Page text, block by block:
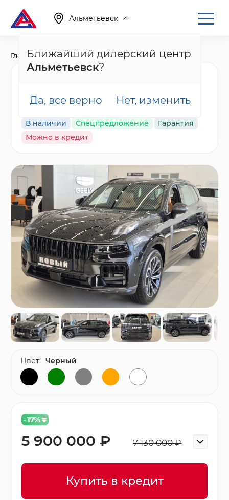
Альметьевск
Ближайший дилерский центр
Альметьевск?
Да, все верно Нет, изменить
Главная Каталог Новые автомобили 001
черный
В наличии Спецпредложение
Гарантия
Можно в кредит
- 17%
7 130 000 ₽
5 900 000 ₽
Купить в кредит
Цвет: Черный